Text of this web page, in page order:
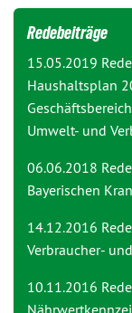
Redebeiträge
15.05.2019
Haushaltsplan
Umwelt- und
06.06.2018
Bayerischen
14.12.2016
Verbraucher-
10.11.2016